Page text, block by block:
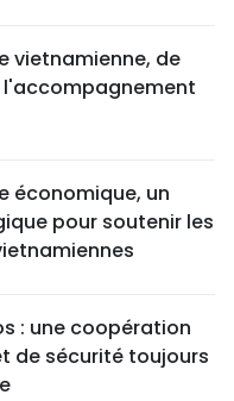
vietnamienne, de
l'accompagnement
économique, un
pour soutenir les
: une coopération
de sécurité toujours